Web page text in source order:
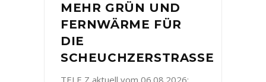
MEHR GRÜN UND
FERNWÄRME FÜR
DIE
SCHEUCHZERSTRASSE
TELE Z aktuell vom 06.08.2026: